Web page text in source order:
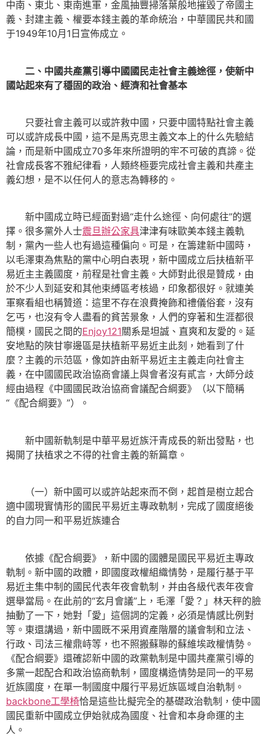
中南、東北、東南進軍，金風抽豐掃落葉般地摧毀了帝國主
義、封建主義、權要本錢主義的革命統治，中華國民共和國
于1949年10月1日宣佈成立。
二、中國共產黨引導中國國民走社會主義途徑，使新中
國站起來有了穩固的政治、經濟和社會基本
只要社會主義可以或許救中國，只要中國特點社會主義
可以或許成長中國，這不是馬克思主義文本上的什么先驗結
論，而是新中國成立70多年來所證明的牢不可破的真諦。從
社會成長客不雅紀律看，人類終極要完成社會主義和共產主
義幻想，是不以任何人的意志為轉移的。
新中國成立時已經面對過“走什么途徑、向何處往”的選
擇。很多黨外人士震旦辦公家具津津有味歐美本錢主義軌
制，黨內一些人也有過這種偏向。可是，在籌建新中國時，
以毛澤東為焦點的黨中心明白表現，新中國成立后扶植新平
易近主主義國度，前程是社會主義。大師對此很是贊成，由
於不少人到延安和其他束縛區考核過，印象都很好。就連美
軍察看組也稱贊道：這里不存在浪費掩飾和禮儀俗套，沒有
乞丐，也沒有令人盡看的貧苦景象，人們的穿著和生涯都很
簡樸，國民之間的Enjoy121關系是坦誠、直爽和友愛的。延
安地點的陜甘寧邊區是扶植新平易近主此刻，她看到了什
麼？主義的示范區，像如許由新平易近主主義走向社會主
義，在中國國民政治協商會議上與會者沒有貳言，大師分歧
經由過程《中國國民政治協商會議配合綱要》（以下簡稱
“《配合綱要》”）。
新中國新軌制是中華平易近族汗青成長的新出發點，也
揭開了扶植求之不得的社會主義的新篇章。
（一）新中國可以或許站起來而不倒，起首是樹立起合
適中國現實情形的國民平易近主專政軌制，完成了國度絕後
的自力同一和平易近族連合
依據《配合綱要》，新中國的國體是國民平易近主專政
軌制。新中國的政體，即國度政權組織情勢，是履行基于平
易近主集中制的國民代表年夜會軌制，并由各級代表年夜會
選舉當局。在此前的“玄月會議”上，毛澤「愛？」林天秤的臉
抽動了一下，她對「愛」這個詞的定義，必須是情感比例對
等。東還講過，新中國既不采用資產階層的議會制和立法、
行政、司法三權鼎峙等，也不照搬蘇聯的蘇維埃政權情勢。
《配合綱要》還確認新中國的政黨軌制是中國共產黨引導的
多黨一起配合和政治協商軌制，國度構造情勢是同一的平易
近族國度，在單一制國度中履行平易近族區域自治軌制。
backbone工學椅恰是這些比擬完全的基礎政治軌制，使中國
國民重新中國成立伊始就成為國度、社會和本身命運的主
人。